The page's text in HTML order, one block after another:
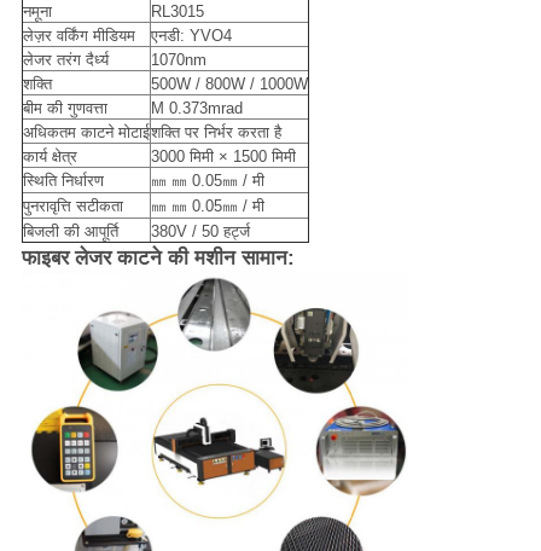
नमूना
RL3015
लेज़र वर्किंग मीडियम
एनडी: YVO4
लेजर तरंग दैर्ध्य
1070nm
शक्ति
500W / 800W / 1000W
बीम की गुणवत्ता
M 0.373mrad
अधिकतम काटने मोटाईशक्ति पर निर्भर करता है
कार्य क्षेत्र
3000 मिमी × 1500 मिमी
स्थिति निर्धारण
㎜ ㎜ 0.05㎜ / मी
पुनरावृत्ति सटीकता
㎜ ㎜ 0.05㎜ / मी
बिजली की आपूर्ति
380V / 50 हर्ट्ज
फाइबर लेजर काटने की मशीन सामान: